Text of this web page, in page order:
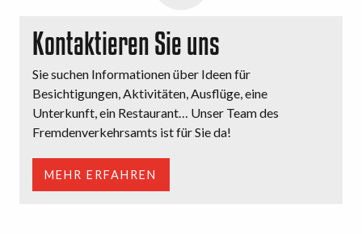
Kontaktieren Sie uns
Sie suchen Informationen über Ideen für
Besichtigungen, Aktivitäten, Ausflüge, eine
Unterkunft, ein Restaurant… Unser Team des
Fremdenverkehrsamts ist für Sie da!
MEHR ERFAHREN